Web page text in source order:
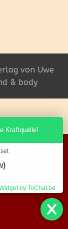
von Uwe
& body
dass wir
bieten.
wir Dir, wie
Kraftquelle!
by ToChat.be